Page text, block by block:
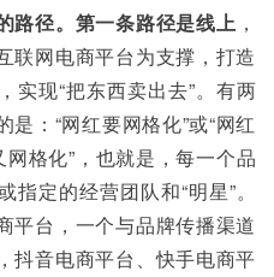
路径。第一条路径是线上 ，
联网电商平台为支撑，打造
实现“把东西卖出去”。有两
：“网红要网格化”或“网红
格化”，也就是，每一个品
定的经营团队和“明星”。
平台，一个与品牌传播渠道
抖音电商平台、快手电商平